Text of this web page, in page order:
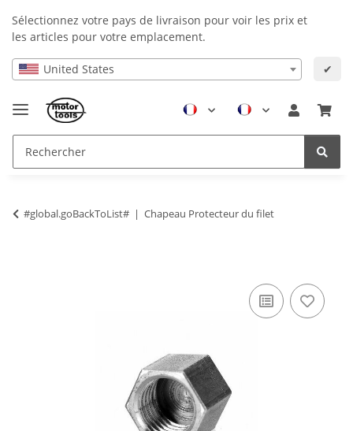
Sélectionnez votre pays de livraison pour voir les prix et
les articles pour votre emplacement.
United States ✔
#global.goBackToList# Chapeau Protecteur du filet